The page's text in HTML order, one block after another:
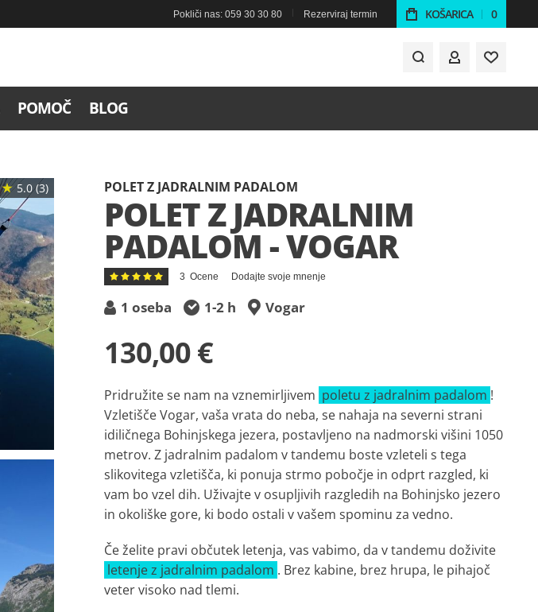
Pokliči nas: 059 30 30 80 Rezerviraj termin KOŠARICA 0
MOJ RAČUN
POMOČ BLOG
★ 5.0 (3) POLET Z JADRALNIM PADALOM
POLET Z JADRALNIM
PADALOM - VOGAR
Ocena:
100
% of100
3 Ocene Dodajte svoje mnenje
1 oseba 1-2 h Vogar
130,00 €
Pridružite se nam na vznemirljivem poletu z jadralnim padalom !
Vzletišče Vogar, vaša vrata do neba, se nahaja na severni strani
idiličnega Bohinjskega jezera, postavljeno na nadmorski višini 1050
metrov. Z jadralnim padalom v tandemu boste vzleteli s tega
slikovitega vzletišča, ki ponuja strmo pobočje in odprt razgled, ki
vam bo vzel dih. Uživajte v osupljivih razgledih na Bohinjsko jezero
in okoliške gore, ki bodo ostali v vašem spominu za vedno.
Če želite pravi občutek letenja, vas vabimo, da v tandemu doživite
letenje z jadralnim padalom . Brez kabine, brez hrupa, le pihajoč
veter visoko nad tlemi.